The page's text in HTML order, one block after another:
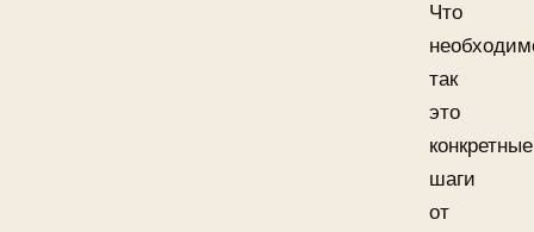
Что
так
это
конкретные
шаги
от